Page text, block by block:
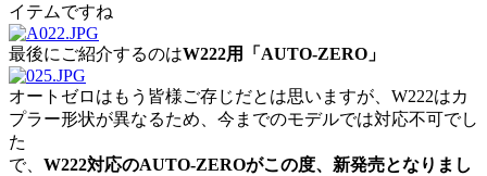
イテムですね
最後にご紹介するのはW222用「AUTO-ZERO」
オートゼロはもう皆様ご存じだとは思いますが、W222はカ
プラー形状が異なるため、今までのモデルでは対応不可でし
た
で、 W222対応のAUTO-ZEROがこの度、新発売となりまし